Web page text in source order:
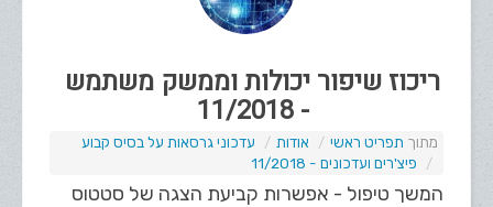
ריכוז שיפור יכולות וממשק משתמש
- 11/2018
תפריט ראשי אודות
עדכוני גרסאות על בסיס קבוע
פיצ'רים ועדכונים - 11/2018
המשך טיפול - אפשרות קביעת הצגה של סטטוס